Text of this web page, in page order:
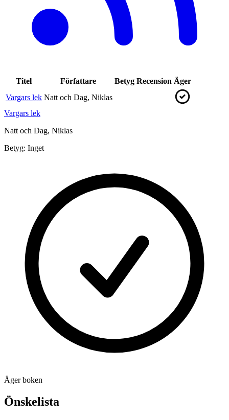
Titel Författare Betyg Recension Äger
Vargars lek Natt och Dag, Niklas
Vargars lek
Natt och Dag, Niklas
Betyg: Inget
Äger boken
Önskelista